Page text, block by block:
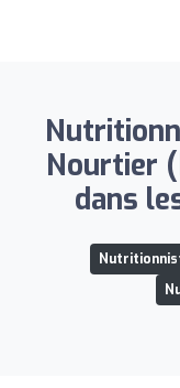
Nourtier
dans